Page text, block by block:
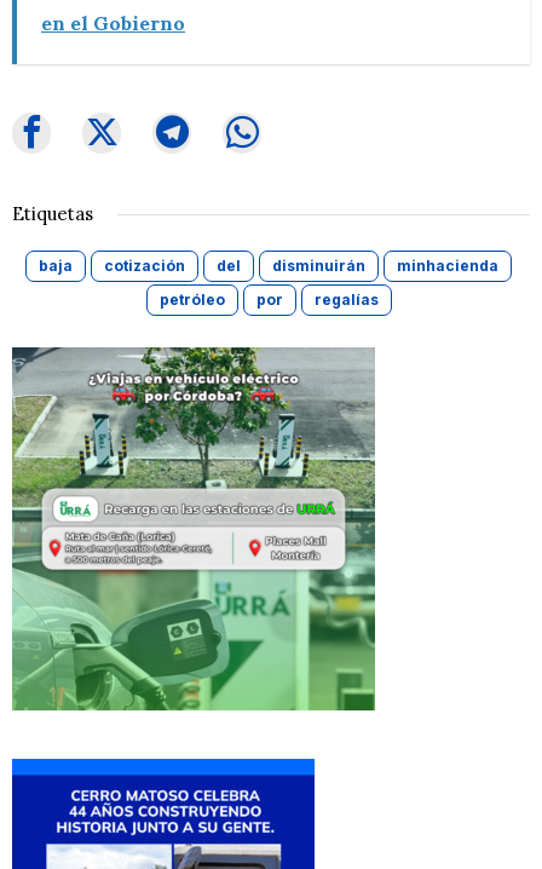
en el Gobierno
Etiquetas
baja cotización del disminuirán
minhacienda
petróleo
por regalías